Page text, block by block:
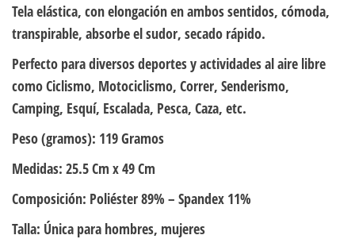
Tela elástica, con elongación en ambos sentidos, cómoda,
transpirable, absorbe el sudor, secado rápido.
Perfecto para diversos deportes y actividades al aire libre
como Ciclismo, Motociclismo, Correr, Senderismo,
Camping, Esquí, Escalada, Pesca, Caza, etc.
Peso (gramos): 119 Gramos
Medidas: 25.5 Cm x 49 Cm
Composición: Poliéster 89% – Spandex 11%
Talla: Única para hombres, mujeres